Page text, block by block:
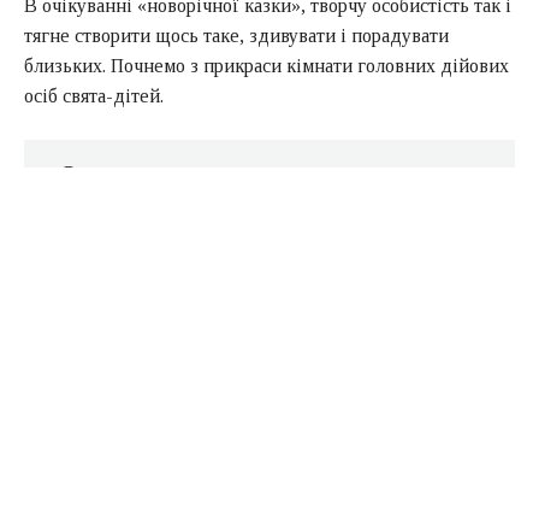
В очікуванні «новорічної казки», творчу особистість так і
тягне створити щось таке, здивувати і порадувати
близьких. Почнемо з прикраси кімнати головних дійових
осіб свята-дітей.
Содержание